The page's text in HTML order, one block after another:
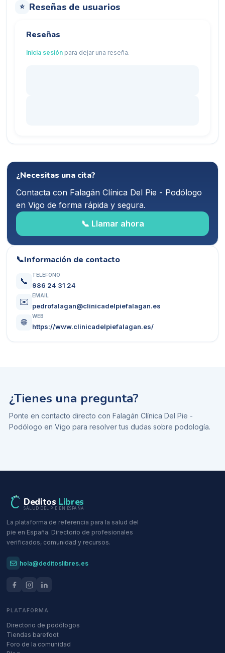
⭐ Reseñas de usuarios
Reseñas
Inicia sesión para dejar una reseña.
¿Necesitas una cita?
Contacta con Falagán Clínica Del Pie - Podólogo
en Vigo de forma rápida y segura.
📞 Llamar ahora
📞Información de contacto
📞
TELÉFONO
986 24 31 24
✉️
EMAIL
pedrofalagan@clinicadelpiefalagan.es
🌐
WEB
https://www.clinicadelpiefalagan.es/
¿Tienes una pregunta?
Ponte en contacto directo con Falagán Clínica Del Pie -
Podólogo en Vigo para resolver tus dudas sobre podología.
Deditos Libres
SALUD DEL PIE EN ESPAÑA
La plataforma de referencia para la salud del
pie en España. Directorio de profesionales
verificados, comunidad y recursos.
hola@deditoslibres.es
PLATAFORMA
Directorio de podólogos
Tiendas barefoot
Foro de la comunidad